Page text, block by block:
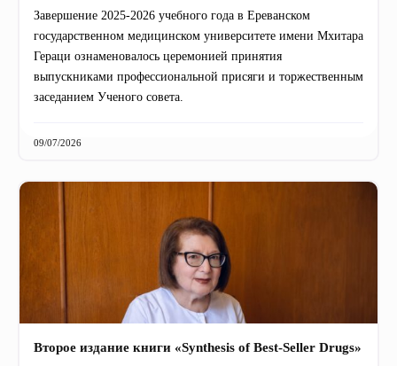
Завершение 2025-2026 учебного года в Ереванском
государственном медицинском университете имени Мхитара
Гераци ознаменовалось церемонией принятия
выпускниками профессиональной присяги и торжественным
заседанием Ученого совета.
09/07/2026
Второе издание книги «Synthesis of Best-Seller Drugs»